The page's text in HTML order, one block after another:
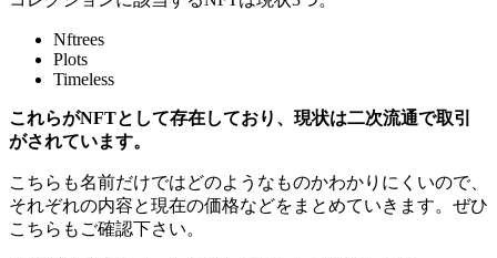
Nftrees
Plots
Timeless
これらがNFTとして存在しており、現状は二次流通で取引
がされています。
こちらも名前だけではどのようなものかわかりにくいので、
それぞれの内容と現在の価格などをまとめていきます。ぜひ
こちらもご確認下さい。